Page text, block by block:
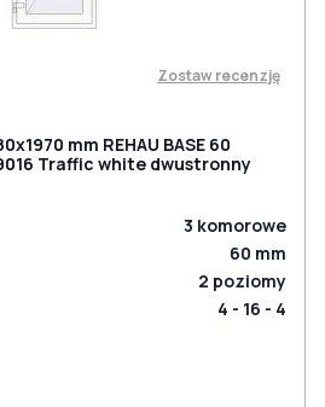
Zostaw recenzję
mm REHAU BASE 60
Traffic white dwustronny
3 komorowe
60 mm
2 poziomy
4 - 16 - 4